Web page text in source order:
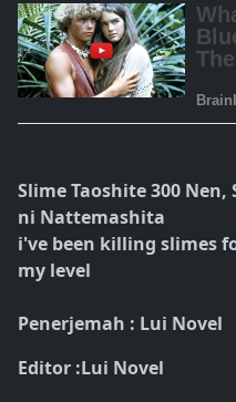
Slime Taoshite 300
ni Nattemashita
i've been killing slimes
my level
Penerjemah : Lui Novel
Editor :Lui Novel